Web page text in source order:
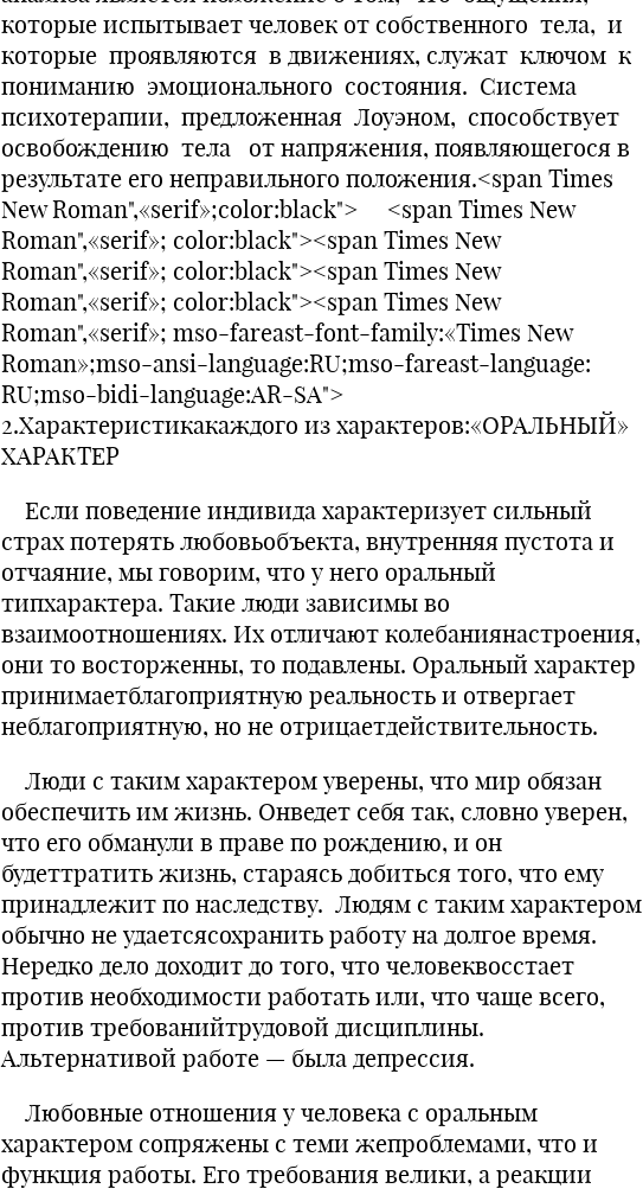
которые испытывает человек от собственного тела, и
которые проявляются в движениях, служат ключом к
пониманию эмоционального состояния. Система
психотерапии, предложенная Лоуэном, способствует
освобождению тела от напряжения, появляющегося в
результате его неправильного положения.<span Times
New Roman",«serif»;color:black"> <span Times New
Roman",«serif»; color:black"><span Times New
Roman",«serif»; color:black"><span Times New
Roman",«serif»; color:black"><span Times New
Roman",«serif»; mso-fareast-font-family:«Times New
Roman»;mso-ansi-language:RU;mso-fareast-language:
RU;mso-bidi-language:AR-SA">
2.Характеристикакаждого из характеров:«ОРАЛЬНЫЙ»
ХАРАКТЕР
Если поведение индивида характеризует сильный
страх потерять любовьобъекта, внутренняя пустота и
отчаяние, мы говорим, что у него оральный
типхарактера. Такие люди зависимы во
взаимоотношениях. Их отличают колебаниянастроения,
они то восторженны, то подавлены. Оральный характер
принимаетблагоприятную реальность и отвергает
неблагоприятную, но не отрицаетдействительность.
Люди с таким характером уверены, что мир обязан
обеспечить им жизнь. Онведет себя так, словно уверен,
что его обманули в праве по рождению, и он
будеттратить жизнь, стараясь добиться того, что ему
принадлежит по наследству. Людям с таким характером
обычно не удаетсясохранить работу на долгое время.
Нередко дело доходит до того, что человеквосстает
против необходимости работать или, что чаще всего,
против требованийтрудовой дисциплины.
Альтернативой работе — была депрессия.
Любовные отношения у человека с оральным
характером сопряжены с теми жепроблемами, что и
функция работы. Его требования велики, а реакции